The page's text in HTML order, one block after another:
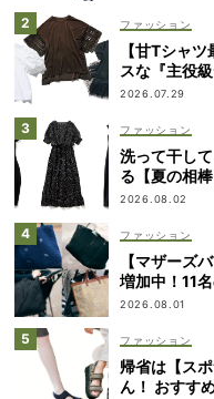
ファッション
【甘Tシャ
スな『主役
2026.07.29
ファッション
洗って干し
る【夏の相
2026.08.02
ファッション
【マザーズ
増加中！11
2026.08.01
ファッション
帰省は【ス
ん！ おすす